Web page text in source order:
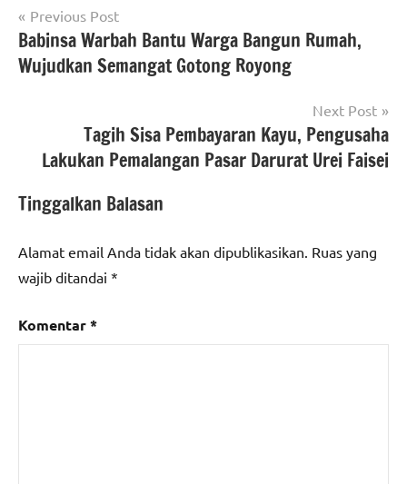
Navigasi
pos
Previous Post
Babinsa Warbah Bantu Warga Bangun Rumah,
Wujudkan Semangat Gotong Royong
Next Post
Tagih Sisa Pembayaran Kayu, Pengusaha
Lakukan Pemalangan Pasar Darurat Urei Faisei
Tinggalkan Balasan
Alamat email Anda tidak akan dipublikasikan. Ruas yang
wajib ditandai *
Komentar*